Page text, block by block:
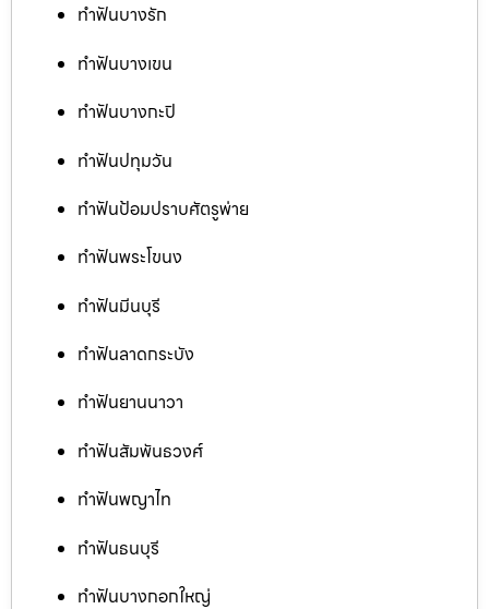
ทำฟันบางรัก
ทำฟันบางเขน
ทำฟันบางกะปิ
ทำฟันปทุมวัน
ทำฟันป้อมปราบศัตรูพ่าย
ทำฟันพระโขนง
ทำฟันมีนบุรี
ทำฟันลาดกระบัง
ทำฟันยานนาวา
ทำฟันสัมพันธวงศ์
ทำฟันพญาไท
ทำฟันธนบุรี
ทำฟันบางกอกใหญ่